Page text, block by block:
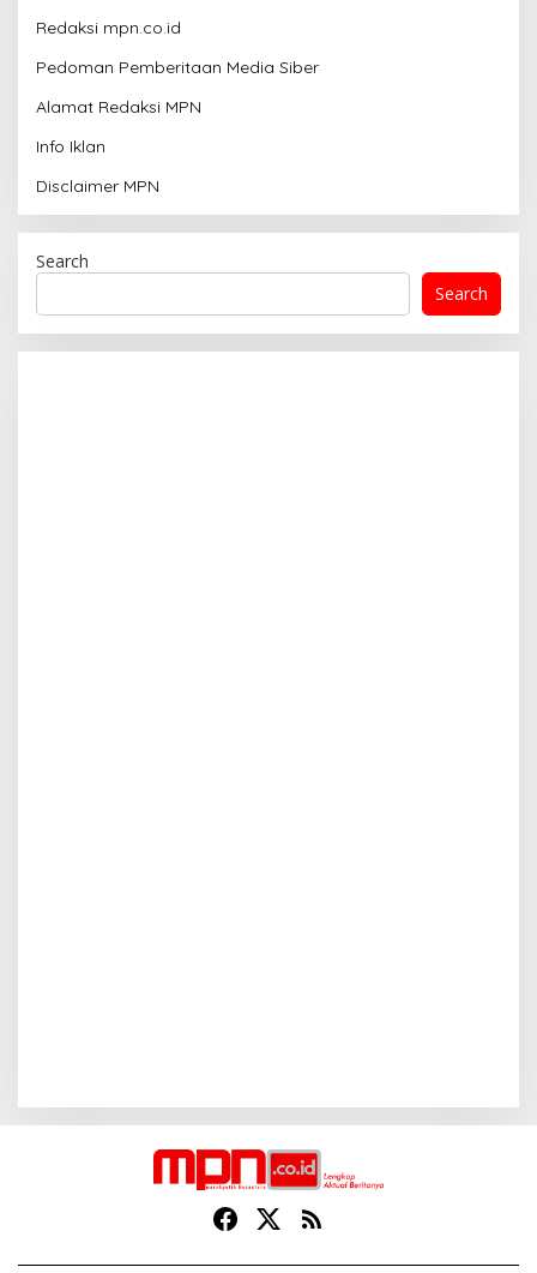
Redaksi mpn.co.id
Pedoman Pemberitaan Media Siber
Alamat Redaksi MPN
Info Iklan
Disclaimer MPN
Search
Search